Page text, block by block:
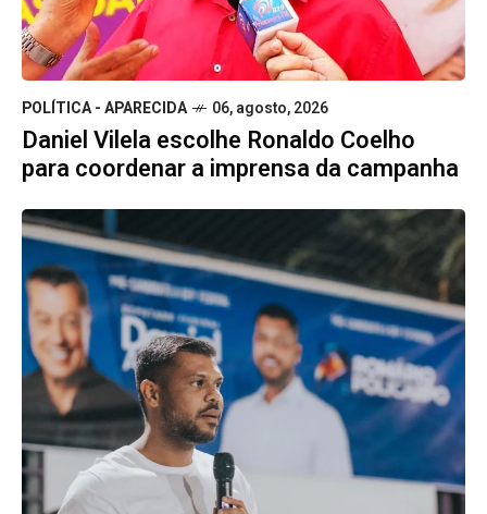
POLÍTICA - APARECIDA 06, agosto, 2026
Daniel Vilela escolhe Ronaldo Coelho
para coordenar a imprensa da campanha